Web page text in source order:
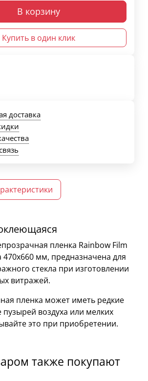
В корзину
Купить в один клик
доставка
пленка Rainbow Film
470х660 мм, предназначена для
стекла при изготовлении
витражей.
пленка может иметь редкие
пузырей воздуха или мелких
это при приобретении.
также покупают